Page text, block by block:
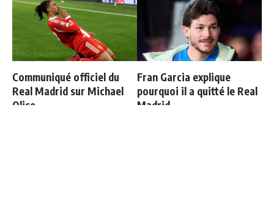
Communiqué officiel du
Real Madrid sur Michael
Olise
Fran Garcia explique
pourquoi il a quitté le Real
Madrid